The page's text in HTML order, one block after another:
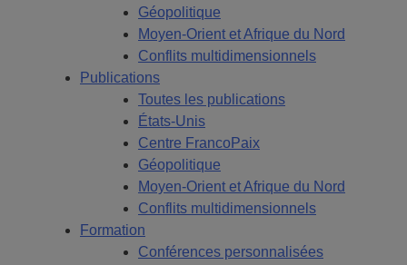
Géopolitique
Moyen-Orient et Afrique du Nord
Conflits multidimensionnels
Publications
Toutes les publications
États-Unis
Centre FrancoPaix
Géopolitique
Moyen-Orient et Afrique du Nord
Conflits multidimensionnels
Formation
Conférences personnalisées